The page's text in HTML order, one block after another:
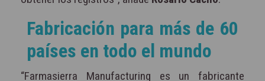
Fabricación para más de 60
países en todo el mundo
“Farmasierra Manufacturing es un fabricante